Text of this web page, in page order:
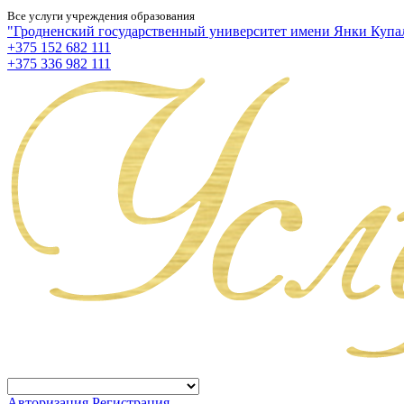
Все услуги учреждения образования
"Гродненский государственный университет имени Янки
+375 152 682 111
+375 336 982 111